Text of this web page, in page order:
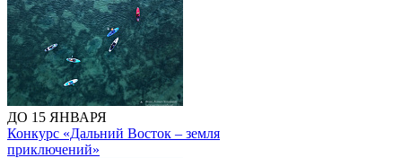
ДО 15 ЯНВАРЯ
Конкурс «Дальний Восток – земля
приключений»